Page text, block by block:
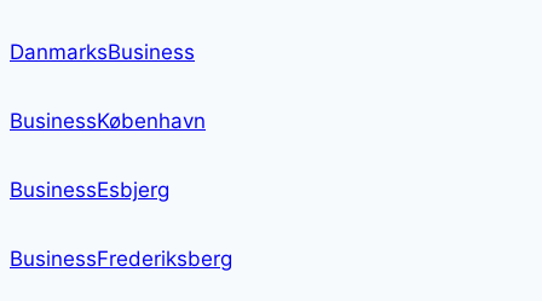
DanmarksBusiness
BusinessKøbenhavn
BusinessEsbjerg
BusinessFrederiksberg